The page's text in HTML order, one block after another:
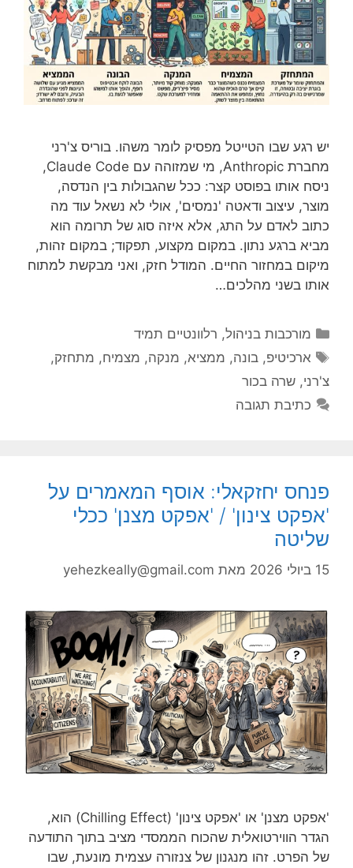
יש רגע שבו הטייטל מפסיק לומר משהו. בוריס צ'רני
מחברת Anthropic, מי שמזוהה עם Claude Code,
ניסח אותו בפוסט קצר: ככל שהגבולות בין הנדסה,
מוצר, עיצוב ודאטה 'נמסים', אולי לא נשאל עוד מה
כתוב לאדם על התג, אלא איזה סוג של תרומה הוא
מביא ברגע נתון. במקום מקצוע, תפקוד; במקום זהות,
מיקום במחזור החיים. המודל חזק, ואני מבקשת למתוח
אותו בשני מהלכים…
קטגוריות
מורכבות בניהול, רלוונטיים תמיד
תגיות
ארכיטיפ,בונה, ממציא, מנקה, מצמיח, מתחזק,
צ'רני, שרה בכור
כתיבת תגובה
פנחס יחזקאלי: אוסף המאמרים על
'אפקט צינון' / 'אפקט מצנן' ככלי
שליטה
15 ביולי 2026 מאת yehezkeally@gmail.com
'אפקט מצנן' או 'אפקט צינון' (Chilling Effect) הוא,
הגדר הווירטואלית שהכוח הממסדי מציב בתוך התודעה
של הפרט. זהו מנגנון של צנזורה עצמית מונעת, שבו